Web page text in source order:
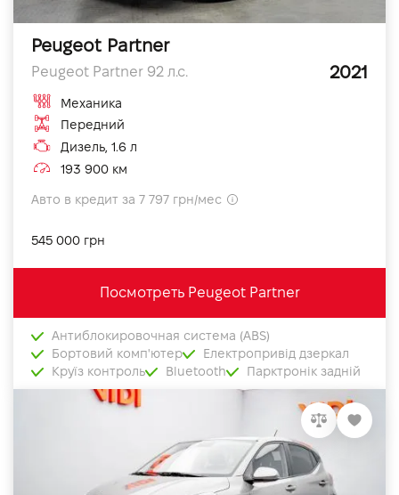
Peugeot Partner
Peugeot Partner 92 л.с. 2021
Механика
Передний
Дизель, 1.6 л
193 900 км
Авто в кредит за 7 797 грн/мес
545 000 грн
Посмотреть Peugeot Partner
Антиблокировочная система (ABS)
Бортовий комп'ютер
Електропривід дзеркал
Круїз контроль
Bluetooth Парктронік задній